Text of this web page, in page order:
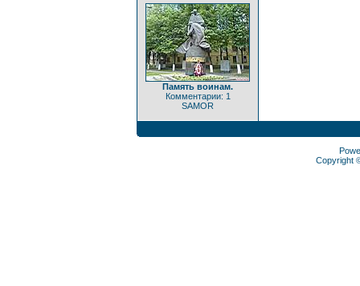
Память воинам.
Комментарии: 1
SAMOR
Copyright